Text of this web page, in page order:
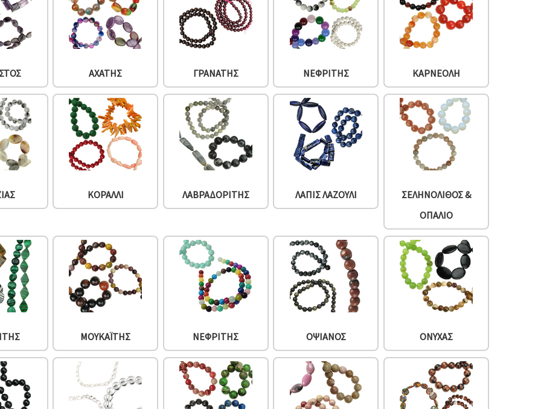
ΑΧΆΤΗΣ ΓΡΑΝΆΤΗΣ ΝΕΦΡΊΤΗΣ ΚΑΡΝΕΌΛΗ
ΚΟΡΆΛΛΙ ΛΑΒΡΑΔΟΡΊΤΗΣ ΛΆΠΙΣ ΛΆΖΟΥΛΙ
ΣΕΛΗΝΌΛΙΘΟΣ &
ΟΠΆΛΙΟ
ΜΟΥΚΑΪ́ΤΗΣ ΝΕΦΡΊΤΗΣ ΟΨΙΑΝΌΣ ΌΝΥΧΑΣ